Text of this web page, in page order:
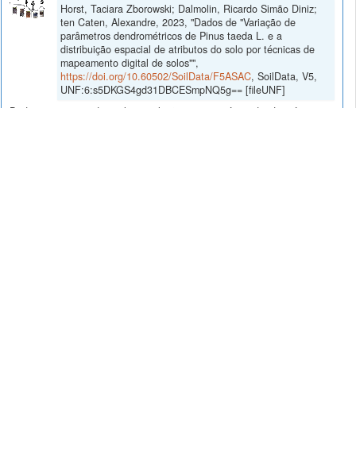
Horst, Taciara Zborowski; Dalmolin, Ricardo Simão Diniz;
ten Caten, Alexandre, 2023, "Dados de "Variação de
parâmetros dendrométricos de Pinus taeda L. e a
distribuição espacial de atributos do solo por técnicas de
mapeamento digital de solos"",
https://doi.org/10.60502/SoilData/F5ASAC, SoilData, V5,
UNF:6:s5DKGS4gd31DBCESmpNQ5g== [fileUNF]
Dados com intuito de avaliar a relação entre variáveis dendrométricas,